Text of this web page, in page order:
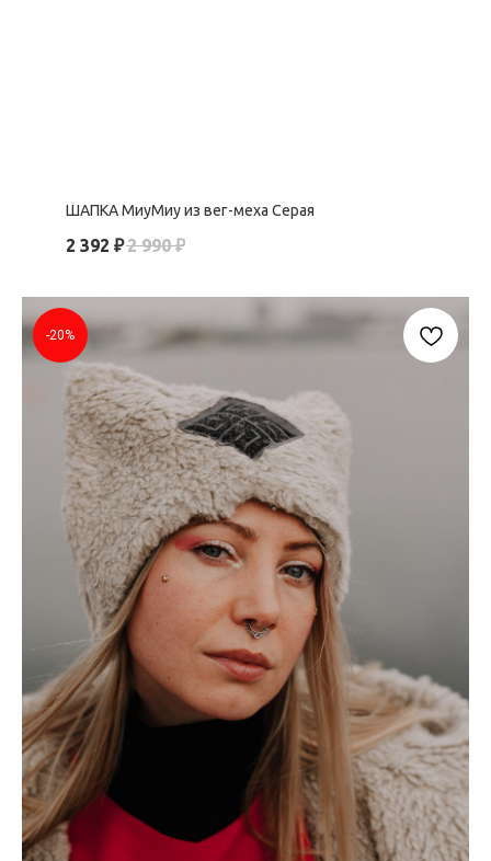
ШАПКА МиуМиу из вег-меха Серая
2 392 ₽2 990 ₽
-20%